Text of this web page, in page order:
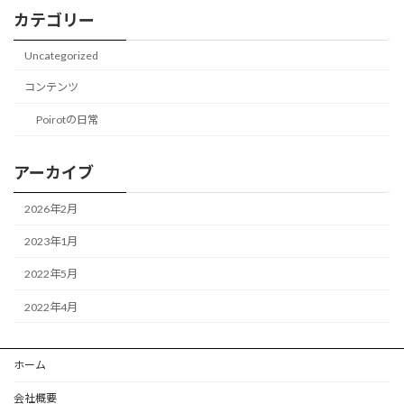
カテゴリー
Uncategorized
コンテンツ
Poirotの日常
アーカイブ
2026年2月
2023年1月
2022年5月
2022年4月
ホーム
会社概要